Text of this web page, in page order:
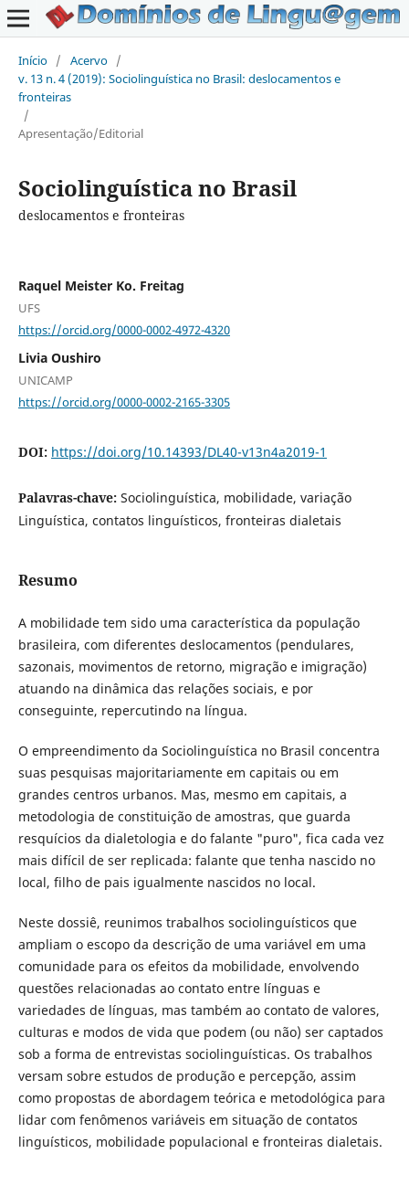
Início / Acervo /
v. 13 n. 4 (2019): Sociolinguística no Brasil: deslocamentos e
fronteiras
/
Apresentação/Editorial
Sociolinguística no Brasil
deslocamentos e fronteiras
Raquel Meister Ko. Freitag
UFS
https://orcid.org/0000-0002-4972-4320
Livia Oushiro
UNICAMP
https://orcid.org/0000-0002-2165-3305
DOI: https://doi.org/10.14393/DL40-v13n4a2019-1
Palavras-chave: Sociolinguística, mobilidade, variação
Linguística, contatos linguísticos, fronteiras dialetais
Resumo
A mobilidade tem sido uma característica da população
brasileira, com diferentes deslocamentos (pendulares,
sazonais, movimentos de retorno, migração e imigração)
atuando na dinâmica das relações sociais, e por
conseguinte, repercutindo na língua.
O empreendimento da Sociolinguística no Brasil concentra
suas pesquisas majoritariamente em capitais ou em
grandes centros urbanos. Mas, mesmo em capitais, a
metodologia de constituição de amostras, que guarda
resquícios da dialetologia e do falante "puro", fica cada vez
mais difícil de ser replicada: falante que tenha nascido no
local, filho de pais igualmente nascidos no local.
Neste dossiê, reunimos trabalhos sociolinguísticos que
ampliam o escopo da descrição de uma variável em uma
comunidade para os efeitos da mobilidade, envolvendo
questões relacionadas ao contato entre línguas e
variedades de línguas, mas também ao contato de valores,
culturas e modos de vida que podem (ou não) ser captados
sob a forma de entrevistas sociolinguísticas. Os trabalhos
versam sobre estudos de produção e percepção, assim
como propostas de abordagem teórica e metodológica para
lidar com fenômenos variáveis em situação de contatos
linguísticos, mobilidade populacional e fronteiras dialetais.